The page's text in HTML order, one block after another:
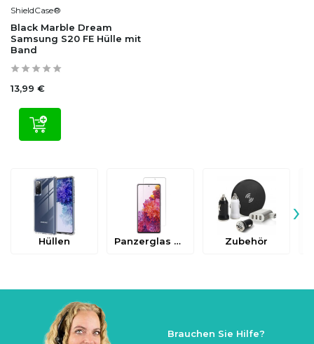
ShieldCase®
Black Marble Dream
Samsung S20 FE Hülle mit
Band
13,99 €
Hüllen Panzerglas & Schutzfolien Zubehör
›
Brauchen Sie Hilfe?